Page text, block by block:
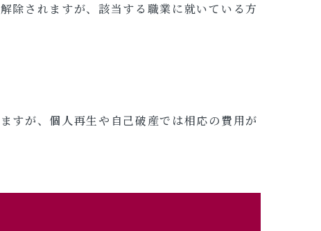
除されますが、該当する職業に就いている方
すが、個人再生や自己破産では相応の費用が